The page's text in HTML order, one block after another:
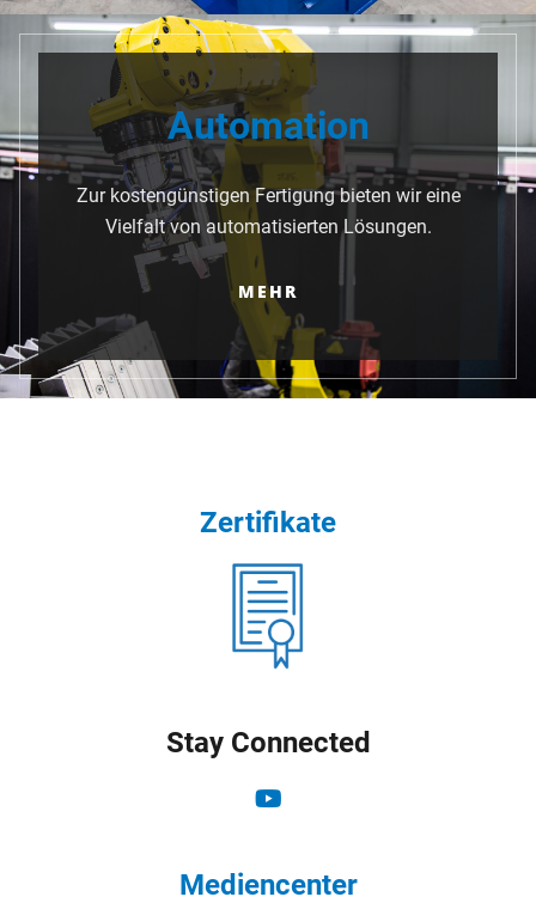
Automation
Zur kostengünstigen Fertigung bieten wir eine
Vielfalt von automatisierten Lösungen.
MEHR
Zertifikate
Stay Connected
Mediencenter